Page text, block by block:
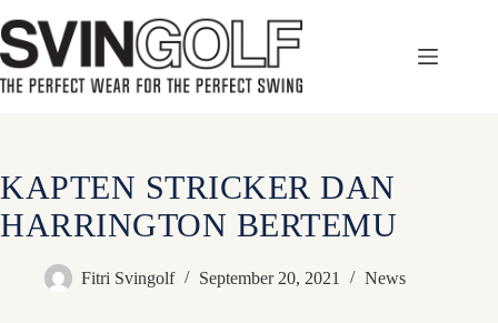
to
content
KAPTEN STRICKER DAN
HARRINGTON BERTEMU
Fitri Svingolf September 20, 2021 News